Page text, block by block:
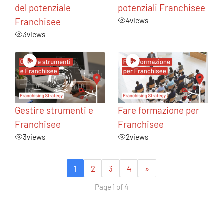
del potenziale
Franchisee
3views
potenziali Franchisee
4views
Gestire strumenti e
Franchisee
3views
Fare formazione per
Franchisee
2views
1 2 3 4 »
Page 1 of 4